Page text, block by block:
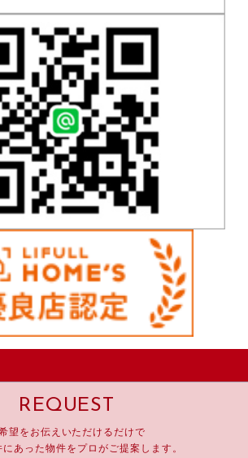
REQUEST
望をお伝えいただけるだけで
あった物件をプロがご提案します。